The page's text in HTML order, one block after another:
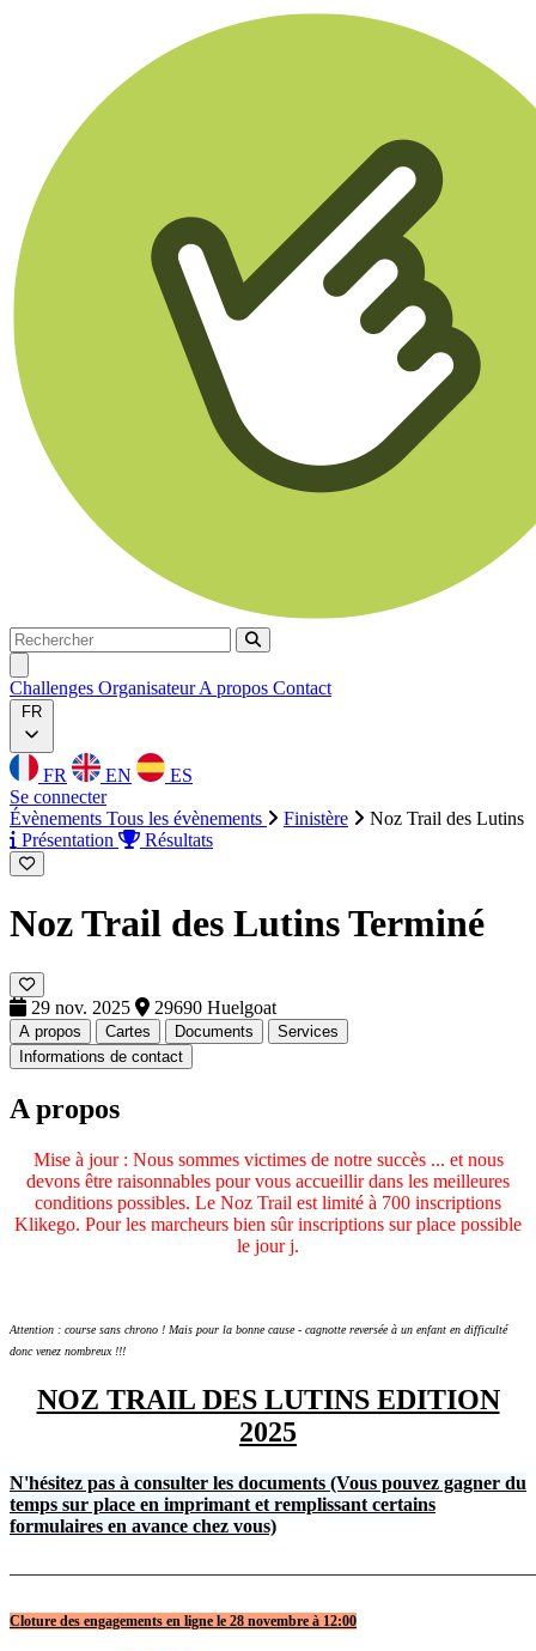
Rechercher
Rechercher
Challenges OrganisateurA propos Contact
FR
FR EN
ES
Se connecter
Évènements Tous les évènements Finistère
Noz Trail des Lutins
Présentation
Résultats
Noz Trail des LutinsTerminé
29 nov. 2025 29690 Huelgoat
A propos Cartes Documents
Services
Informations de contact
A propos
Mise à jour : Nous sommes victimes de notre succès ... et nous
devons être raisonnables pour vous accueillir dans les meilleures
conditions possibles. Le Noz Trail est limité à 700 inscriptions
Klikego. Pour les marcheurs bien sûr inscriptions sur place possible
le jour j.
Attention : course sans chrono ! Mais pour la bonne cause - cagnotte reversée à un enfant en difficulté
donc venez nombreux !!!
NOZ TRAIL DES LUTINS EDITION
2025
N'hésitez pas à consulter les documents (Vous pouvez gagner du
temps sur place en imprimant et remplissant certains
formulaires en avance chez vous)
Cloture des engagements en ligne le 28 novembre à 12:00